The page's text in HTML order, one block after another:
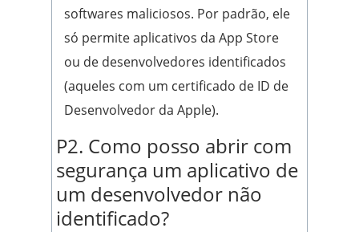
softwares maliciosos. Por padrão, ele
só permite aplicativos da App Store
ou de desenvolvedores identificados
(aqueles com um certificado de ID de
Desenvolvedor da Apple).
P2. Como posso abrir com
segurança um aplicativo de
um desenvolvedor não
identificado?